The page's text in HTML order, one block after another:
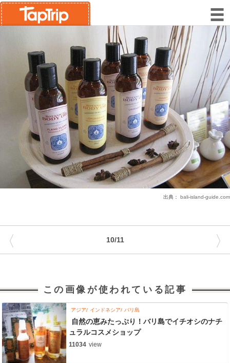
出典： bali-island-guide.com
10/11
〈 〉
この画像が使われている記事
アジア インドネシア バリ島
自然の恵みたっぷり！バリ島でイチオシのナチ
ュラルコスメショップ
11034 view